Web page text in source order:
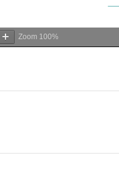
Zoom 100%